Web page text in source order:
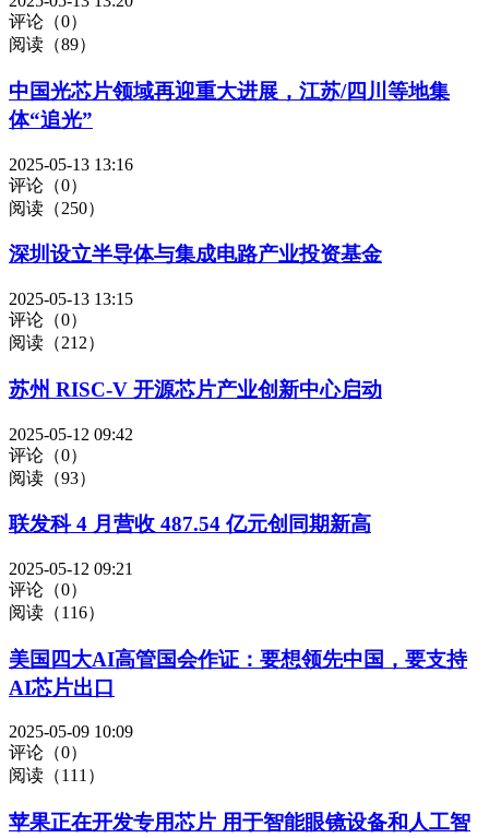
评论（0）
阅读（89）
中国光芯片领域再迎重大进展，江苏/四川等地集
体“追光”
2025-05-13 13:16
评论（0）
阅读（250）
深圳设立半导体与集成电路产业投资基金
2025-05-13 13:15
评论（0）
阅读（212）
苏州 RISC-V 开源芯片产业创新中心启动
2025-05-12 09:42
评论（0）
阅读（93）
联发科 4 月营收 487.54 亿元创同期新高
2025-05-12 09:21
评论（0）
阅读（116）
美国四大AI高管国会作证：要想领先中国，要支持
AI芯片出口
2025-05-09 10:09
评论（0）
阅读（111）
苹果正在开发专用芯片 用于智能眼镜设备和人工智